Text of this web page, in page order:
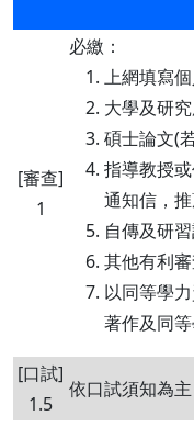
[審查]
1
必繳：
上網填寫
大學及研
碩士論文(
指導教授
通知信，
自傳及研習
其他有利審
以同等學
著作及同
[口試]
1.5
依口試須知為主